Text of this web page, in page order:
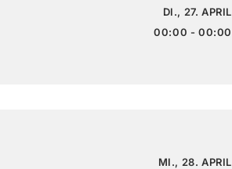
DI., 27. APRIL
00:00 - 00:00
MI., 28. APRIL